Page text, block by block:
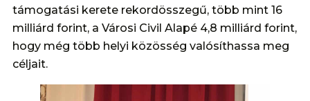
támogatási kerete rekordösszegű, több mint 16
milliárd forint, a Városi Civil Alapé 4,8 milliárd forint,
hogy még több helyi közösség valósíthassa meg
céljait.